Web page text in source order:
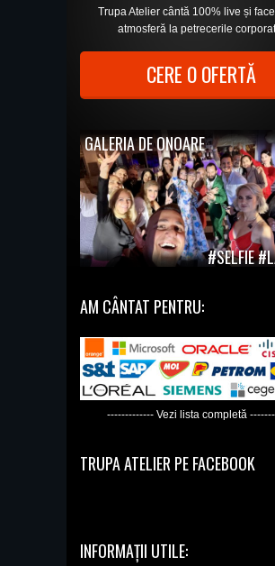
Trupa Atelier cântă 100% live și
atmosferă la petrecerile
CERE O OFERTĂ
GALERIA DE ONOARE
#SELFIE
AM CÂNTAT PENTRU:
------------- Vezi lista completă
TRUPA ATELIER PE FACEBOOK
INFORMAȚII UTILE: